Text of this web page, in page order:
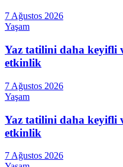
7 Ağustos 2026
Yaşam
Yaz tatilini daha keyifli
etkinlik
7 Ağustos 2026
Yaşam
Yaz tatilini daha keyifli
etkinlik
7 Ağustos 2026